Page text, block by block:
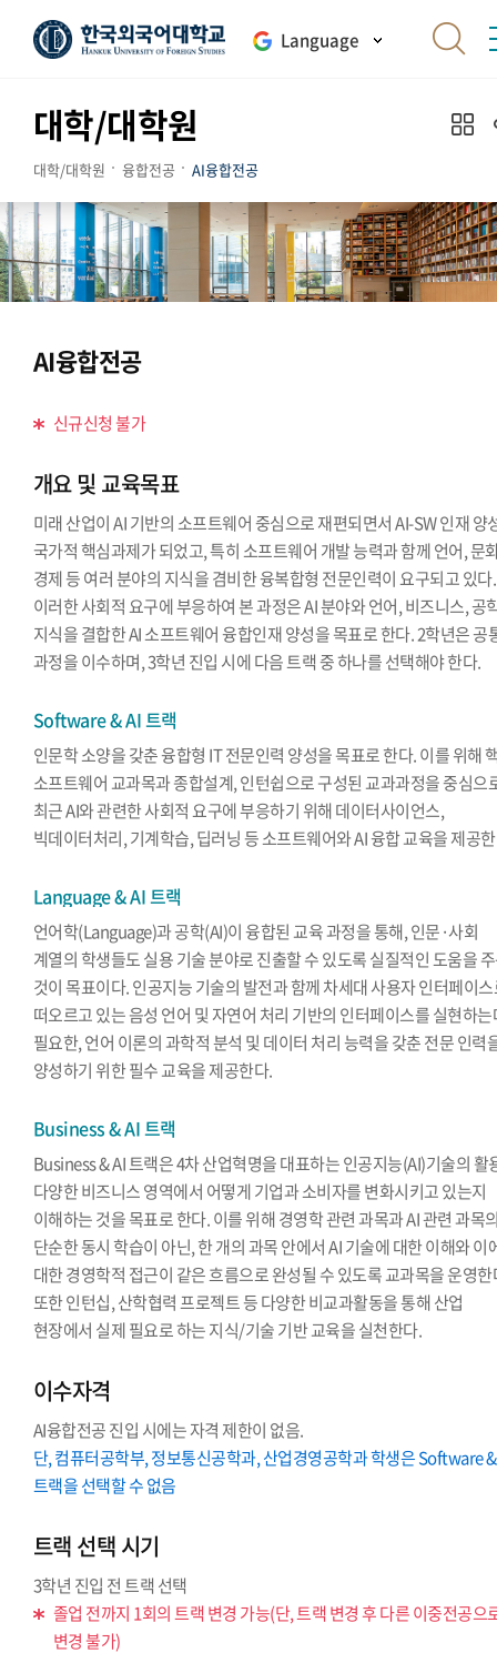
Language
대학/대학원
대학/대학원 융합전공 AI융합전공
AI융합전공
신규신청 불가
개요 및 교육목표
미래 산업이 AI 기반의 소프트웨어 중심으로 재편되면서 AI-SW 인재 양
국가적 핵심과제가 되었고, 특히 소프트웨어 개발 능력과 함께 언어, 문
경제 등 여러 분야의 지식을 겸비한 융복합형 전문인력이 요구되고 있다.
이러한 사회적 요구에 부응하여 본 과정은 AI 분야와 언어, 비즈니스, 공
지식을 결합한 AI 소프트웨어 융합인재 양성을 목표로 한다. 2학년은 공
과정을 이수하며, 3학년 진입 시에 다음 트랙 중 하나를 선택해야 한다.
Software & AI 트랙
인문학 소양을 갖춘 융합형 IT 전문인력 양성을 목표로 한다. 이를 위해
소프트웨어 교과목과 종합설계, 인턴쉽으로 구성된 교과과정을 중심으
최근 AI와 관련한 사회적 요구에 부응하기 위해 데이터사이언스,
빅데이터처리, 기계학습, 딥러닝 등 소프트웨어와 AI 융합 교육을 제공
Language & AI 트랙
언어학(Language)과 공학(AI)이 융합된 교육 과정을 통해, 인문·사회
계열의 학생들도 실용 기술 분야로 진출할 수 있도록 실질적인 도움을
것이 목표이다. 인공지능 기술의 발전과 함께 차세대 사용자 인터페이
떠오르고 있는 음성 언어 및 자연어 처리 기반의 인터페이스를 실현하
필요한, 언어 이론의 과학적 분석 및 데이터 처리 능력을 갖춘 전문 인력
양성하기 위한 필수 교육을 제공한다.
Business & AI 트랙
Business & AI 트랙은 4차 산업혁명을 대표하는 인공지능(AI)기술의 활
다양한 비즈니스 영역에서 어떻게 기업과 소비자를 변화시키고 있는지
이해하는 것을 목표로 한다. 이를 위해 경영학 관련 과목과 AI 관련 과목
단순한 동시 학습이 아닌, 한 개의 과목 안에서 AI 기술에 대한 이해와 이
대한 경영학적 접근이 같은 흐름으로 완성될 수 있도록 교과목을 운영
또한 인턴십, 산학협력 프로젝트 등 다양한 비교과활동을 통해 산업
현장에서 실제 필요로 하는 지식/기술 기반 교육을 실천한다.
이수자격
AI융합전공 진입 시에는 자격 제한이 없음.
단, 컴퓨터공학부, 정보통신공학과, 산업경영공학과 학생은 Software
트랙을 선택할 수 없음
트랙 선택 시기
3학년 진입 전 트랙 선택
졸업 전까지 1회의 트랙 변경 가능(단, 트랙 변경 후 다른 이중전공으
변경 불가)